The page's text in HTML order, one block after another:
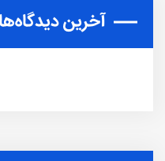
آخرین دیدگاه‌ها